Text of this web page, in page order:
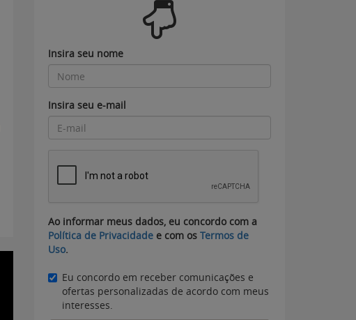
Insira seu nome
Insira seu e-mail
Ao informar meus dados, eu concordo com a
Política de Privacidade e com os Termos de
Uso.
Eu concordo em receber comunicações e
ofertas personalizadas de acordo com meus
interesses.